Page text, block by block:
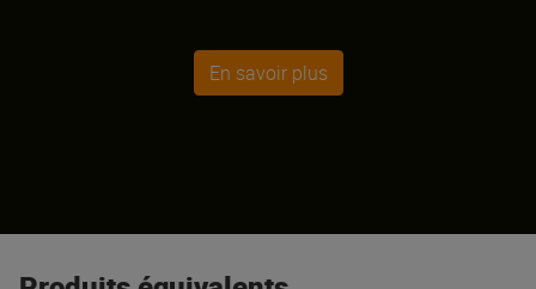
En savoir plus